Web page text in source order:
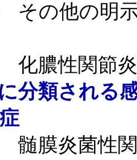
その他の明
化膿性関節
分類される
髄膜炎菌性